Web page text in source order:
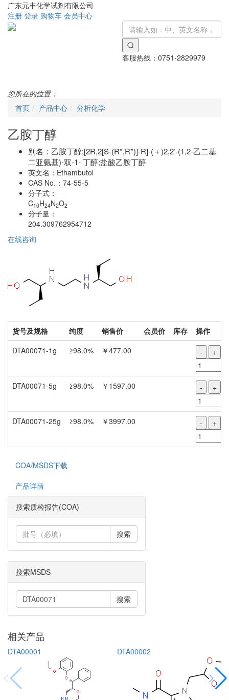
广东元丰化学试剂有限公司
注册 登录 购物车 会员中心
客服热线： 0751-2829979
您所在的位置：
首页
产品中心 分析化学
乙胺丁醇
别名： 乙胺丁醇;[2R,2[S-(R*,R*)]-R]-(＋)2,2’-(1,2-乙二基
二亚氨基)-双-1- 丁醇;盐酸乙胺丁醇
英文名： Ethambutol
CAS No.： 74-55-5
分子式：
C10H24N2O2
分子量：
204.309762954712
在线咨询
货号及规格 纯度 销售价 会员价 库存
操作
DTA00071-1g
≥98.0% ￥477.00 - +
DTA00071-5g ≥98.0% ￥1597.00 - +
DTA00071-25g ≥98.0% ￥3997.00 - +
COA/MSDS下载
产品详情
搜索质检报告(COA)
搜索
搜索MSDS
搜索
相关产品
DTA00001 DTA00002